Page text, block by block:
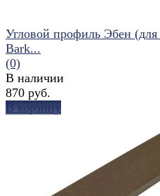
Угловой профиль Эбен
Bark...
(0)
В наличии
870 руб.
В корзину